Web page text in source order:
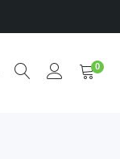
0